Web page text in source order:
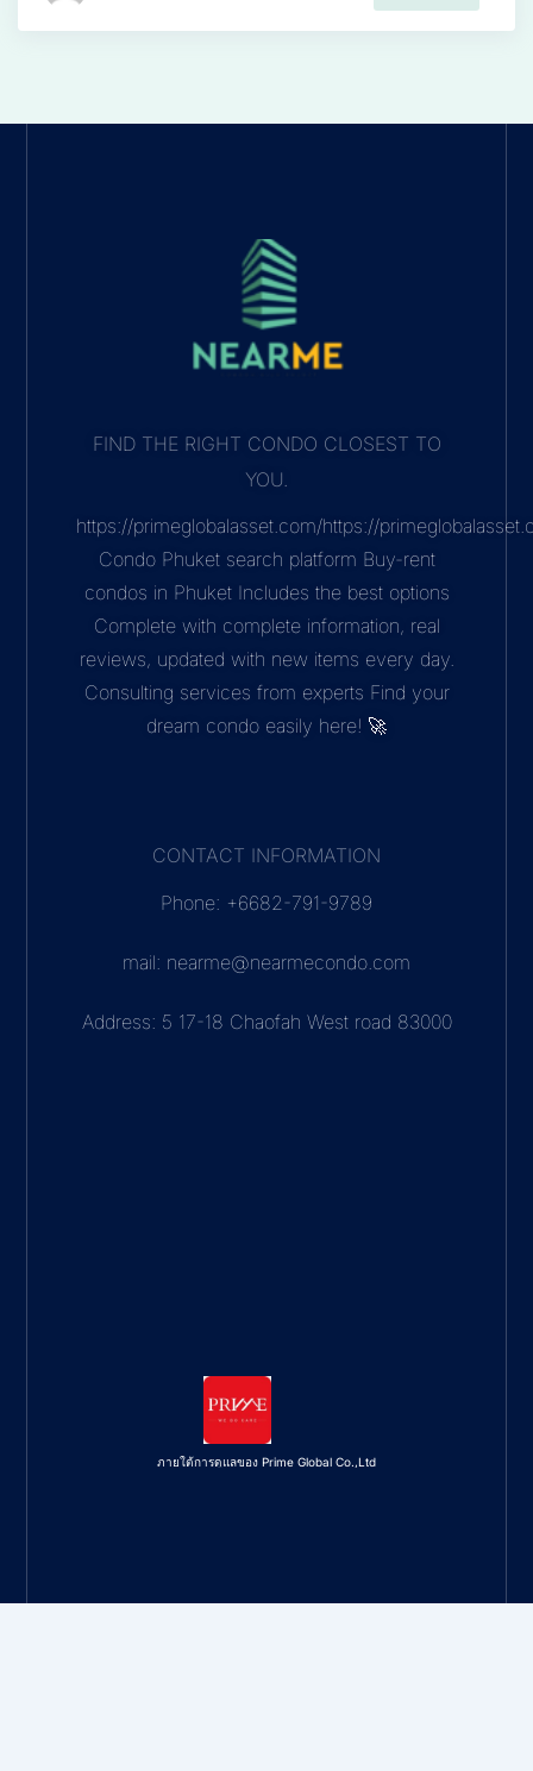
FIND THE RIGHT CONDO CLOSEST TO
YOU.
https://primeglobalasset.com/https://
Condo Phuket search platform Buy-rent
condos in Phuket Includes the best options
Complete with complete information, real
reviews, updated with new items every day.
Consulting services from experts Find your
dream condo easily here! 🚀
CONTACT INFORMATION
Phone: +6682-791-9789
mail: nearme@nearmecondo.com
Address: 5 17-18 Chaofah West road 83000
ภายใต้การดูแลของ Prime Global Co.,Ltd